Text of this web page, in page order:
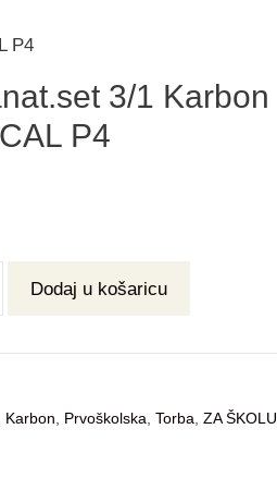
P4
3/1 Karbon
P4
Dodaj u košaricu
Karbon, Prvoškolska,Torba,ZA ŠKOLU